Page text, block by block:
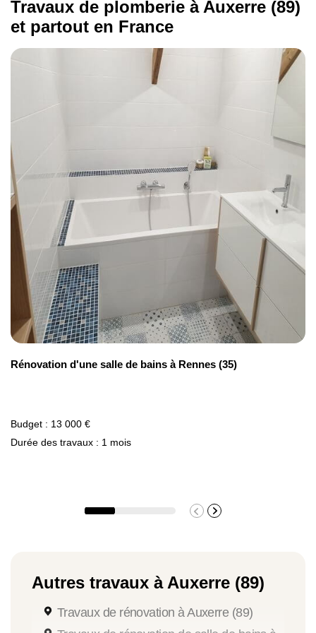
Travaux de plomberie à Auxerre (89)
et partout en France
Rénovation d'une salle de bains à Rennes (35)
Budget : 13 000 €
Durée des travaux : 1 mois
Autres travaux à Auxerre (89)
Travaux de rénovation à Auxerre (89)